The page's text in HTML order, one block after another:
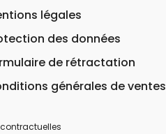
légales
des données
de rétractation
générales de ventes